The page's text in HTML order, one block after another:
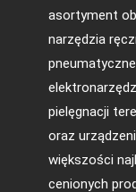
asortyment
narzędzia
pielęgnacji
oraz
większości
cenionych